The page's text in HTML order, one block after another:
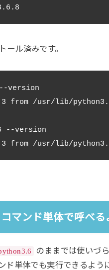
ール済みです。
version
from /usr/lib/
--version
マンド単体で呼べる
のままでは使いづら
ド単体でも実行できるよう